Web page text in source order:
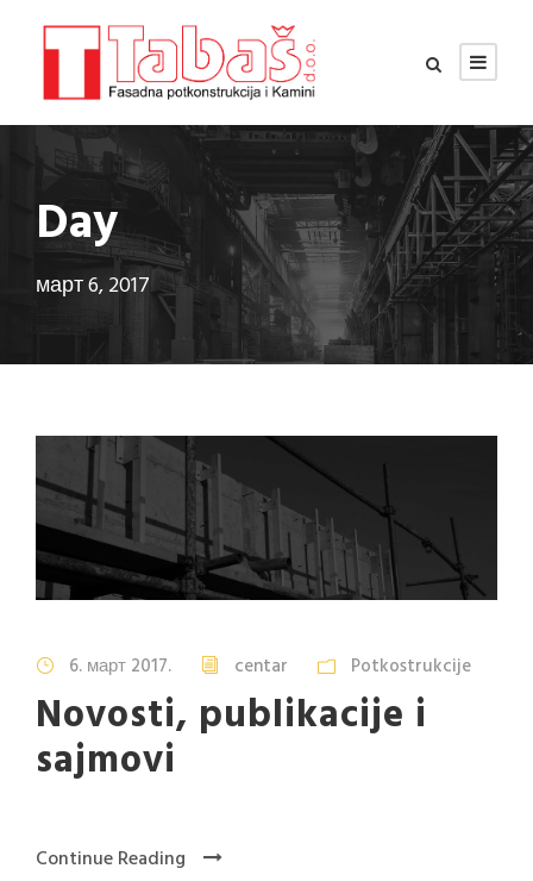
Day
март 6, 2017
6. март 2017. centar Potkostrukcije
Novosti, publikacije i
sajmovi
Continue Reading